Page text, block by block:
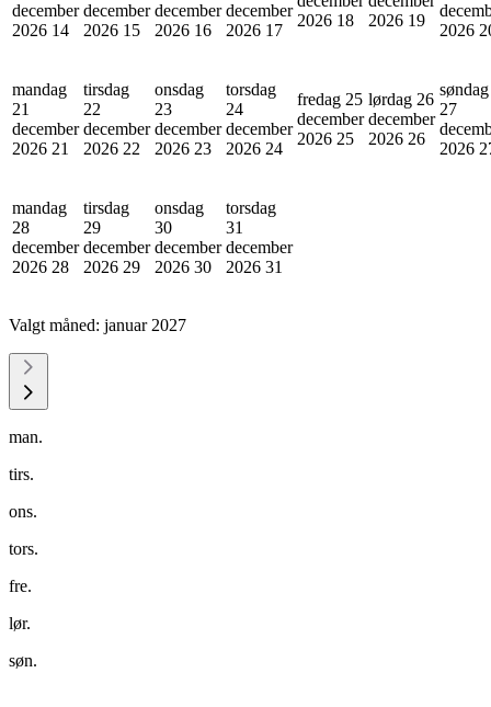
december
2026 14
december
2026 15
december
2026 16
december
2026 17
2026 18
2026 19
2026
mandag
21
december
2026 21
tirsdag
22
december
2026 22
onsdag
23
december
2026 23
torsdag
24
december
2026 24
fredag 25
december
2026 25
lørdag 26
december
2026 26
søndag
27
2026
mandag
28
december
2026 28
tirsdag
29
december
2026 29
onsdag
30
december
2026 30
torsdag
31
december
2026 31
Valgt måned: januar 2027
man.
tirs.
ons.
tors.
fre.
lør.
søn.